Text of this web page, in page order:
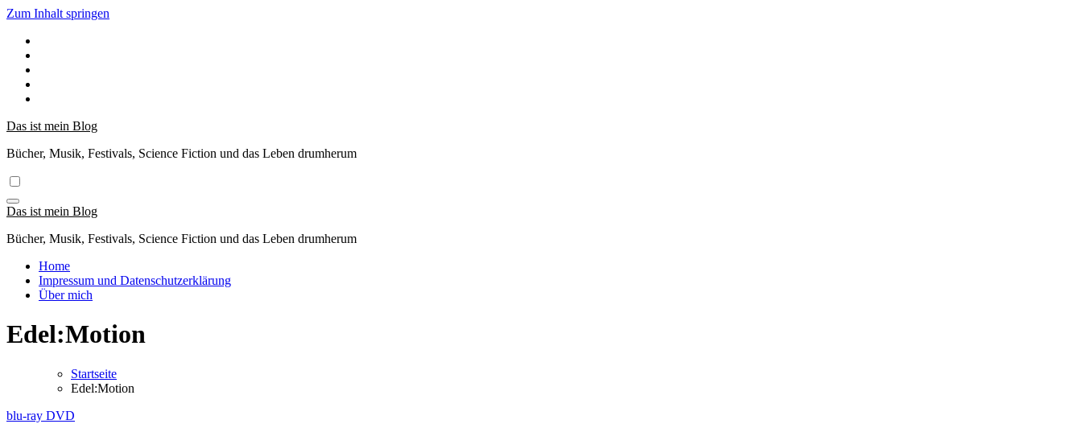
Zum Inhalt springen
Das ist mein Blog
Bücher, Musik, Festivals, Science Fiction und das Leben drumherum
Das ist mein Blog
Bücher, Musik, Festivals, Science Fiction und das Leben drumherum
Home
Impressum und Datenschutzerklärung
Über mich
Edel:Motion
Startseite
Edel:Motion
blu-ray DVD